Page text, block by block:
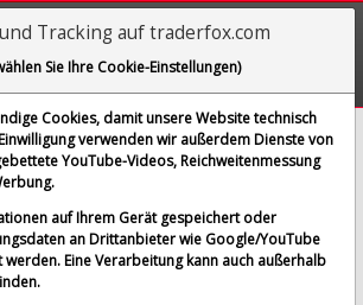
SE, Allianz SE, Bayerische
AG und 1 weitere Aktie
Standard-Vergleich
Tracking auf traderfox.com
Sie Ihre Cookie-Einstellungen)
Cookies, damit unsere Website technisch
verwenden wir außerdem Dienste von
YouTube-Videos, Reichweitenmessung
auf Ihrem Gerät gespeichert oder
an Drittanbieter wie Google/YouTube
Eine Verarbeitung kann auch außerhalb